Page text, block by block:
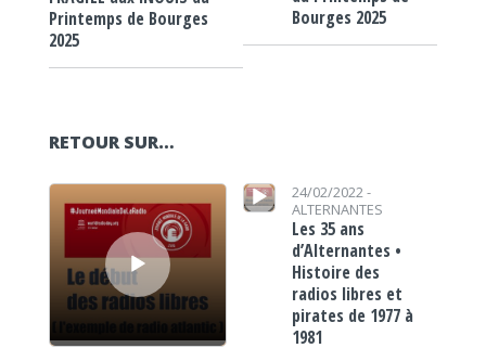
Printemps de Bourges
2025
Bourges 2025
RETOUR SUR…
Lecteur audio
Lecteur audio
24/02/2022 -
ALTERNANTES
Les 35 ans
d’Alternantes •
Histoire des
radios libres et
pirates de 1977 à
1981